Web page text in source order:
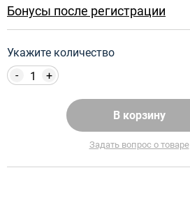
Бонусы после регистрации
Укажите количество
+
-
В корзину
Задать вопрос о товаре